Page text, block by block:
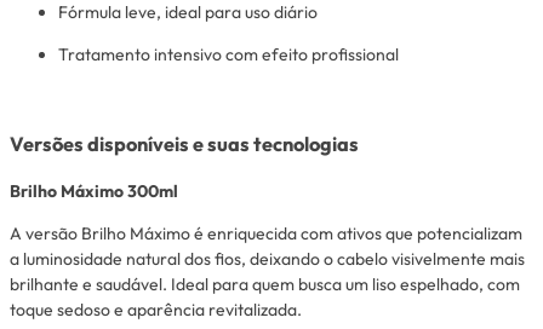
Fórmula leve, ideal para uso diário
Tratamento intensivo com efeito profissional
Versões disponíveis e suas tecnologias
Brilho Máximo 300ml
A versão Brilho Máximo é enriquecida com ativos que potencializam
a luminosidade natural dos fios, deixando o cabelo visivelmente mais
brilhante e saudável. Ideal para quem busca um liso espelhado, com
toque sedoso e aparência revitalizada.